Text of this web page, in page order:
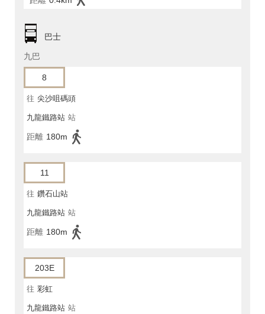
巴士
九巴
8
往 尖沙咀碼頭
九龍鐵路站 站
距離 180m
11
往 鑽石山站
九龍鐵路站 站
距離 180m
203E
往 彩虹
九龍鐵路站 站